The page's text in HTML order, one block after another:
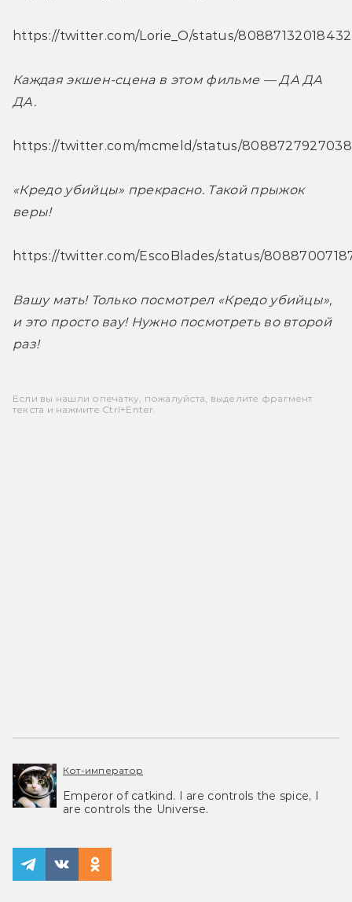
https://twitter.com/Lorie_O/status/
Каждая экшен-сцена в этом фильме — ДА ДА
ДА.
https://twitter.com/mcmeld/status/
«Кредо убийцы» прекрасно. Такой прыжок
веры!
https://twitter.com/EscoBlades/status/
Вашу мать! Только посмотрел «Кредо убийцы»,
и это просто вау! Нужно посмотреть во второй
раз!
Если вы нашли опечатку, пожалуйста, выделите фрагмент
текста и нажмите Ctrl+Enter.
Кот-император
Emperor of catkind. I are controls the spice, I
are controls the Universe.